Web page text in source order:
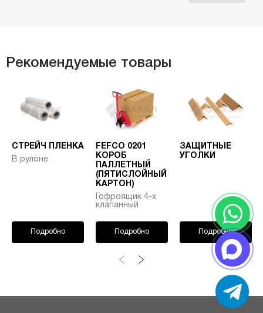
Рекомендуемые товары
СТРЕЙЧ ПЛЕНКА
В рулоне
Подробно
FEFCO 0201
КОРОБ
ПАЛЛЕТНЫЙ
(ПЯТИСЛОЙНЫЙ
КАРТОН)
Гофроящик 4-х
клапанный
Подробно
ЗАЩИТНЫЕ
УГОЛКИ
Подробно